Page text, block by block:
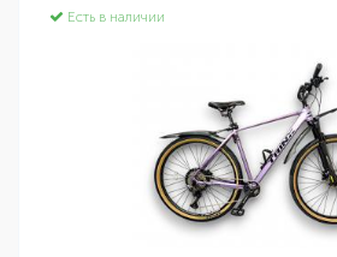
Есть в наличии